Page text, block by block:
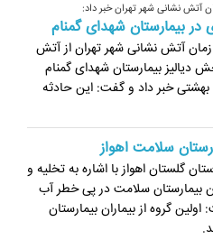
آتش نشانی شهر تهران خبر داد:
بیمارستان شهدای گمنام
آتش نشانی شهر تهران از آتش
دیالیز بیمارستان شهدای گمنام
بهشتی خبر داد و گفت: این حادثه
سلامت اهواز
گلستان اهواز با اشاره به تخلیه و
بیمارستان سلامت در پی خطر آب
گروه از بیماران بیمارستان